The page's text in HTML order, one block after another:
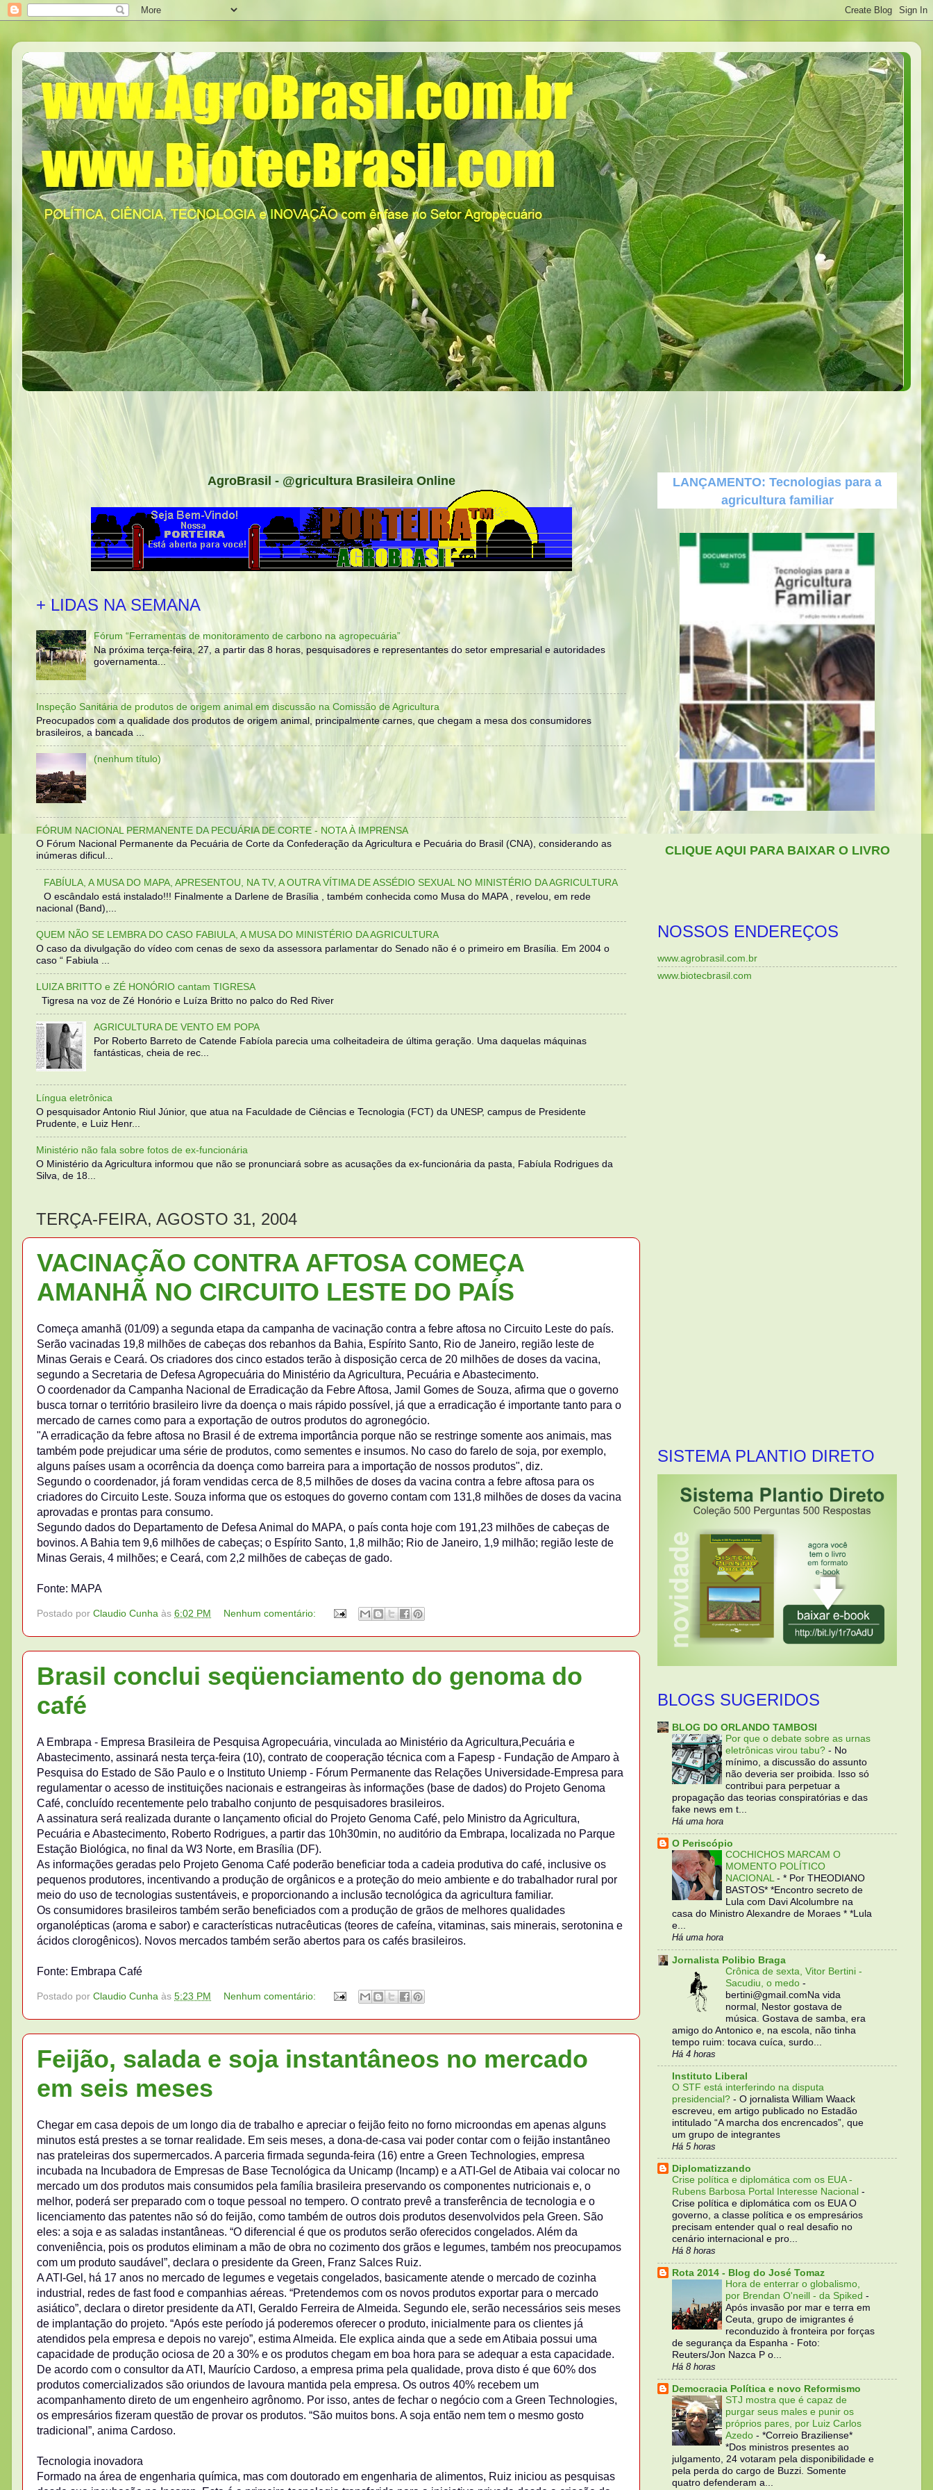
AgroBrasil - @gricultura Brasileira Online
+ LIDAS NA SEMANA
Fórum “Ferramentas de monitoramento de carbono na agropecuária”
Na próxima terça-feira, 27, a partir das 8 horas, pesquisadores e representantes do setor empresarial e autoridades
governamenta...
Inspeção Sanitária de produtos de origem animal em discussão na Comissão de Agricultura
Preocupados com a qualidade dos produtos de origem animal, principalmente carnes, que chegam a mesa dos consumidores
brasileiros, a bancada ...
(nenhum título)
FÓRUM NACIONAL PERMANENTE DA PECUÁRIA DE CORTE - NOTA À IMPRENSA
O Fórum Nacional Permanente da Pecuária de Corte da Confederação da Agricultura e Pecuária do Brasil (CNA), considerando as
inúmeras dificul...
FABÍULA, A MUSA DO MAPA, APRESENTOU, NA TV, A OUTRA VÍTIMA DE ASSÉDIO SEXUAL NO MINISTÉRIO DA AGRICULTURA
O escândalo está instalado!!! Finalmente a Darlene de Brasília , também conhecida como Musa do MAPA , revelou, em rede
nacional (Band),...
QUEM NÃO SE LEMBRA DO CASO FABIULA, A MUSA DO MINISTÉRIO DA AGRICULTURA
O caso da divulgação do vídeo com cenas de sexo da assessora parlamentar do Senado não é o primeiro em Brasília. Em 2004 o
caso “ Fabiula ...
LUIZA BRITTO e ZÉ HONÓRIO cantam TIGRESA
Tigresa na voz de Zé Honório e Luíza Britto no palco do Red River
AGRICULTURA DE VENTO EM POPA
Por Roberto Barreto de Catende Fabíola parecia uma colheitadeira de última geração. Uma daquelas máquinas
fantásticas, cheia de rec...
Língua eletrônica
O pesquisador Antonio Riul Júnior, que atua na Faculdade de Ciências e Tecnologia (FCT) da UNESP, campus de Presidente
Prudente, e Luiz Henr...
Ministério não fala sobre fotos de ex-funcionária
O Ministério da Agricultura informou que não se pronunciará sobre as acusações da ex-funcionária da pasta, Fabíula Rodrigues da
Silva, de 18...
TERÇA-FEIRA, AGOSTO 31, 2004
VACINAÇÃO CONTRA AFTOSA COMEÇA
AMANHÃ NO CIRCUITO LESTE DO PAÍS
Começa amanhã (01/09) a segunda etapa da campanha de vacinação contra a febre aftosa no Circuito Leste do país.
Serão vacinadas 19,8 milhões de cabeças dos rebanhos da Bahia, Espírito Santo, Rio de Janeiro, região leste de
Minas Gerais e Ceará. Os criadores dos cinco estados terão à disposição cerca de 20 milhões de doses da vacina,
segundo a Secretaria de Defesa Agropecuária do Ministério da Agricultura, Pecuária e Abastecimento.
O coordenador da Campanha Nacional de Erradicação da Febre Aftosa, Jamil Gomes de Souza, afirma que o governo
busca tornar o território brasileiro livre da doença o mais rápido possível, já que a erradicação é importante tanto para o
mercado de carnes como para a exportação de outros produtos do agronegócio.
"A erradicação da febre aftosa no Brasil é de extrema importância porque não se restringe somente aos animais, mas
também pode prejudicar uma série de produtos, como sementes e insumos. No caso do farelo de soja, por exemplo,
alguns países usam a ocorrência da doença como barreira para a importação de nossos produtos", diz.
Segundo o coordenador, já foram vendidas cerca de 8,5 milhões de doses da vacina contra a febre aftosa para os
criadores do Circuito Leste. Souza informa que os estoques do governo contam com 131,8 milhões de doses da vacina
aprovadas e prontas para consumo.
Segundo dados do Departamento de Defesa Animal do MAPA, o país conta hoje com 191,23 milhões de cabeças de
bovinos. A Bahia tem 9,6 milhões de cabeças; o Espírito Santo, 1,8 milhão; Rio de Janeiro, 1,9 milhão; região leste de
Minas Gerais, 4 milhões; e Ceará, com 2,2 milhões de cabeças de gado.
Fonte: MAPA
Postado por Claudio Cunha às 6:02 PM Nenhum comentário:
Brasil conclui seqüenciamento do genoma do
café
A Embrapa - Empresa Brasileira de Pesquisa Agropecuária, vinculada ao Ministério da Agricultura,Pecuária e
Abastecimento, assinará nesta terça-feira (10), contrato de cooperação técnica com a Fapesp - Fundação de Amparo à
Pesquisa do Estado de São Paulo e o Instituto Uniemp - Fórum Permanente das Relações Universidade-Empresa para
regulamentar o acesso de instituições nacionais e estrangeiras às informações (base de dados) do Projeto Genoma
Café, concluído recentemente pelo trabalho conjunto de pesquisadores brasileiros.
A assinatura será realizada durante o lançamento oficial do Projeto Genoma Café, pelo Ministro da Agricultura,
Pecuária e Abastecimento, Roberto Rodrigues, a partir das 10h30min, no auditório da Embrapa, localizada no Parque
Estação Biológica, no final da W3 Norte, em Brasília (DF).
As informações geradas pelo Projeto Genoma Café poderão beneficiar toda a cadeia produtiva do café, inclusive os
pequenos produtores, incentivando a produção de orgânicos e a proteção do meio ambiente e do trabalhador rural por
meio do uso de tecnologias sustentáveis, e proporcionando a inclusão tecnológica da agricultura familiar.
Os consumidores brasileiros também serão beneficiados com a produção de grãos de melhores qualidades
organolépticas (aroma e sabor) e características nutracêuticas (teores de cafeína, vitaminas, sais minerais, serotonina e
ácidos clorogênicos). Novos mercados também serão abertos para os cafés brasileiros.
Fonte: Embrapa Café
Postado por Claudio Cunha às 5:23 PM Nenhum comentário:
Feijão, salada e soja instantâneos no mercado
em seis meses
Chegar em casa depois de um longo dia de trabalho e apreciar o feijão feito no forno microondas em apenas alguns
minutos está prestes a se tornar realidade. Em seis meses, a dona-de-casa vai poder contar com o feijão instantâneo
nas prateleiras dos supermercados. A parceria firmada segunda-feira (16) entre a Green Technologies, empresa
incubada na Incubadora de Empresas de Base Tecnológica da Unicamp (Incamp) e a ATI-Gel de Atibaia vai colocar no
mercado um dos produtos mais consumidos pela família brasileira preservando os componentes nutricionais e, o
melhor, poderá ser preparado com o toque pessoal no tempero. O contrato prevê a transferência de tecnologia e o
licenciamento das patentes não só do feijão, como também de outros dois produtos desenvolvidos pela Green. São
eles: a soja e as saladas instantâneas. “O diferencial é que os produtos serão oferecidos congelados. Além da
conveniência, pois os produtos eliminam a mão de obra no cozimento dos grãos e legumes, também nos preocupamos
com um produto saudável”, declara o presidente da Green, Franz Salces Ruiz.
A ATI-Gel, há 17 anos no mercado de legumes e vegetais congelados, basicamente atende o mercado de cozinha
industrial, redes de fast food e companhias aéreas. “Pretendemos com os novos produtos exportar para o mercado
asiático”, declara o diretor presidente da ATI, Geraldo Ferreira de Almeida. Segundo ele, serão necessários seis meses
de implantação do projeto. “Após este período já poderemos oferecer o produto, inicialmente para os clientes já
atendidos pela empresa e depois no varejo”, estima Almeida. Ele explica ainda que a sede em Atibaia possui uma
capacidade de produção ociosa de 20 a 30% e os produtos chegam em boa hora para se adequar a esta capacidade.
De acordo com o consultor da ATI, Maurício Cardoso, a empresa prima pela qualidade, prova disto é que 60% dos
produtos comercializados são oriundos de lavoura mantida pela empresa. Os outros 40% recebem um
acompanhamento direto de um engenheiro agrônomo. Por isso, antes de fechar o negócio com a Green Technologies,
os empresários fizeram questão de provar os produtos. “São muitos bons. A soja então nem tem o mesmo gosto
tradicional”, anima Cardoso.
Tecnologia inovadora
Formado na área de engenharia química, mas com doutorado em engenharia de alimentos, Ruiz iniciou as pesquisas
LANÇAMENTO: Tecnologias para a
agricultura familiar
CLIQUE AQUI PARA BAIXAR O LIVRO
NOSSOS ENDEREÇOS
www.agrobrasil.com.br
www.biotecbrasil.com
SISTEMA PLANTIO DIRETO
BLOGS SUGERIDOS
BLOG DO ORLANDO TAMBOSI
Por que o debate sobre as urnas
eletrônicas virou tabu? - No
mínimo, a discussão do assunto
não deveria ser proibida. Isso só
contribui para perpetuar a
propagação das teorias conspiratórias e das
fake news em t...
Há uma hora
O Periscópio
COCHICHOS MARCAM O
MOMENTO POLÍTICO
NACIONAL - * Por THEODIANO
BASTOS* *Encontro secreto de
Lula com Davi Alcolumbre na
casa do Ministro Alexandre de Moraes * *Lula
e...
Há uma hora
Jornalista Polibio Braga
Crônica de sexta, Vitor Bertini -
Sacudiu, o medo -
bertini@gmail.comNa vida
normal, Nestor gostava de
música. Gostava de samba, era
amigo do Antonico e, na escola, não tinha
tempo ruim: tocava cuíca, surdo...
Há 4 horas
Instituto Liberal
O STF está interferindo na disputa
presidencial? - O jornalista William Waack
escreveu, em artigo publicado no Estadão
intitulado “A marcha dos encrencados”, que
um grupo de integrantes
Há 5 horas
Diplomatizzando
Crise política e diplomática com os EUA -
Rubens Barbosa Portal Interesse Nacional -
Crise política e diplomática com os EUA O
governo, a classe política e os empresários
precisam entender qual o real desafio no
cenário internacional e pro...
Há 8 horas
Rota 2014 - Blog do José Tomaz
Hora de enterrar o globalismo,
por Brendan O'neill - da Spiked -
Após invasão por mar e terra em
Ceuta, grupo de imigrantes é
reconduzido à fronteira por forças
de segurança da Espanha - Foto:
Reuters/Jon Nazca P o...
Há 8 horas
Democracia Política e novo Reformismo
STJ mostra que é capaz de
purgar seus males e punir os
próprios pares, por Luiz Carlos
Azedo - *Correio Braziliense*
*Dos ministros presentes ao
julgamento, 24 votaram pela disponibilidade e
pela perda do cargo de Buzzi. Somente
quatro defenderam a...